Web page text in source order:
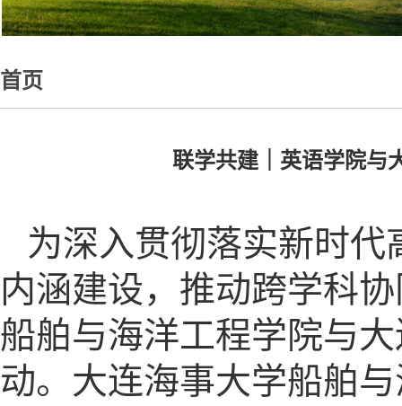
首页
联学共建｜英语学院与
为深入贯彻落实新时
内涵建设，推动跨学科
船舶与海洋工程学院与
动。大连海事大学船舶